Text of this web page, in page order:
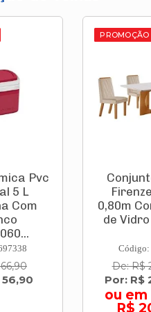
Mesa
X
Tampo
4 Ca...
120cm
240v
Código:
R$